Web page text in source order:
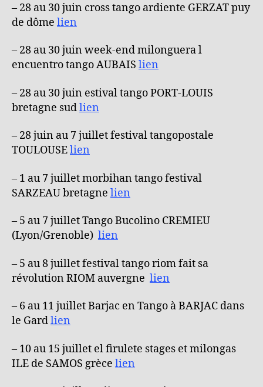
– 28 au 30 juin cross tango ardiente GERZAT puy
de dôme lien
– 28 au 30 juin week-end milonguera l
encuentro tango AUBAIS lien
– 28 au 30 juin estival tango PORT-LOUIS
bretagne sudlien
– 28 juin au 7 juillet festival tangopostale
TOULOUSElien
– 1 au 7 juillet morbihan tango festival
SARZEAU bretagne lien
– 5 au 7 juillet Tango Bucolino CREMIEU
(Lyon/Grenoble) lien
– 5 au 8 juillet festival tango riom fait sa
révolution RIOM auvergne lien
– 6 au 11 juillet Barjac en Tango à BARJAC dans
le Gardlien
– 10 au 15 juillet el firulete stages et milongas
ILE de SAMOS grèce lien